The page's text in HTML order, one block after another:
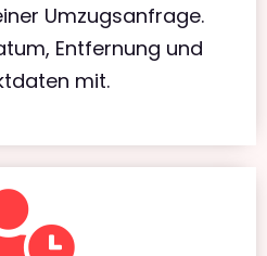
Umzugsanfrage.
Entfernung und
mit.